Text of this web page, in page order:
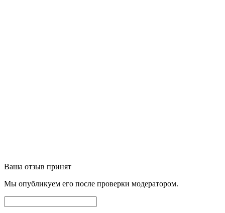
Ваша отзыв принят
Мы опубликуем его после проверки модератором.